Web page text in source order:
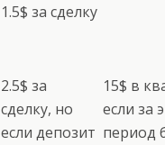
1.5$ за сделку
2.5$ за
сделку, но
если депозит
15$ в
если за
период